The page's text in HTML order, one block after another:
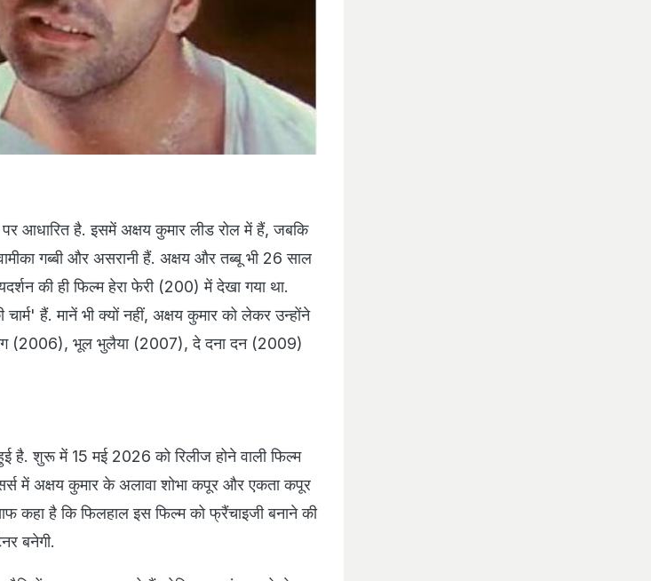
आधारित है. इसमें अक्षय कुमार लीड रोल में हैं, जबकि
गब्बी और असरानी हैं. अक्षय और तब्बू भी 26 साल
की ही फिल्म हेरा फेरी (200) में देखा गया था.
हैं. मानें भी क्यों नहीं, अक्षय कुमार को लेकर उन्होंने
(2006), भूल भुलैया (2007), दे दना दन (2009)
है. शुरू में 15 मई 2026 को रिलीज होने वाली फिल्म
में अक्षय कुमार के अलावा शोभा कपूर और एकता कपूर
कहा है कि फिलहाल इस फिल्म को फ्रैंचाइजी बनाने की
बनेगी.